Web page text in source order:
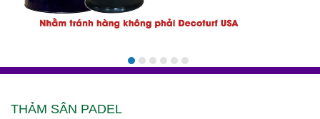
THẢM SÂN PADEL